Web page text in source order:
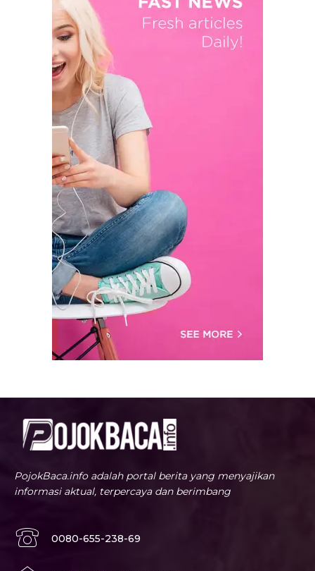
PojokBaca.info adalah portal berita yang menyajikan
informasi aktual, terpercaya dan berimbang
0080-655-238-69